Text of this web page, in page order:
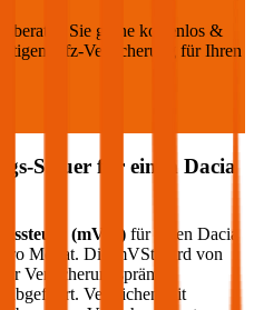
Sie gerne kostenlos &
Kfz-Versicherung für Ihren
Steuer für einen Dacia
(mVSt) für einen Dacia
pro Monat. Die mVSt wird von
Versicherungsprämie
abgeführt. Verglichen mit